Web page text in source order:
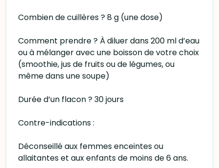
Combien de cuillères ? 8 g (une dose)
Comment prendre ? À diluer dans 200 ml d’eau
ou à mélanger avec une boisson de votre choix
(smoothie, jus de fruits ou de légumes, ou
même dans une soupe)
Durée d’un flacon ? 30 jours
Contre-indications :
Déconseillé aux femmes enceintes ou
allaitantes et aux enfants de moins de 6 ans.